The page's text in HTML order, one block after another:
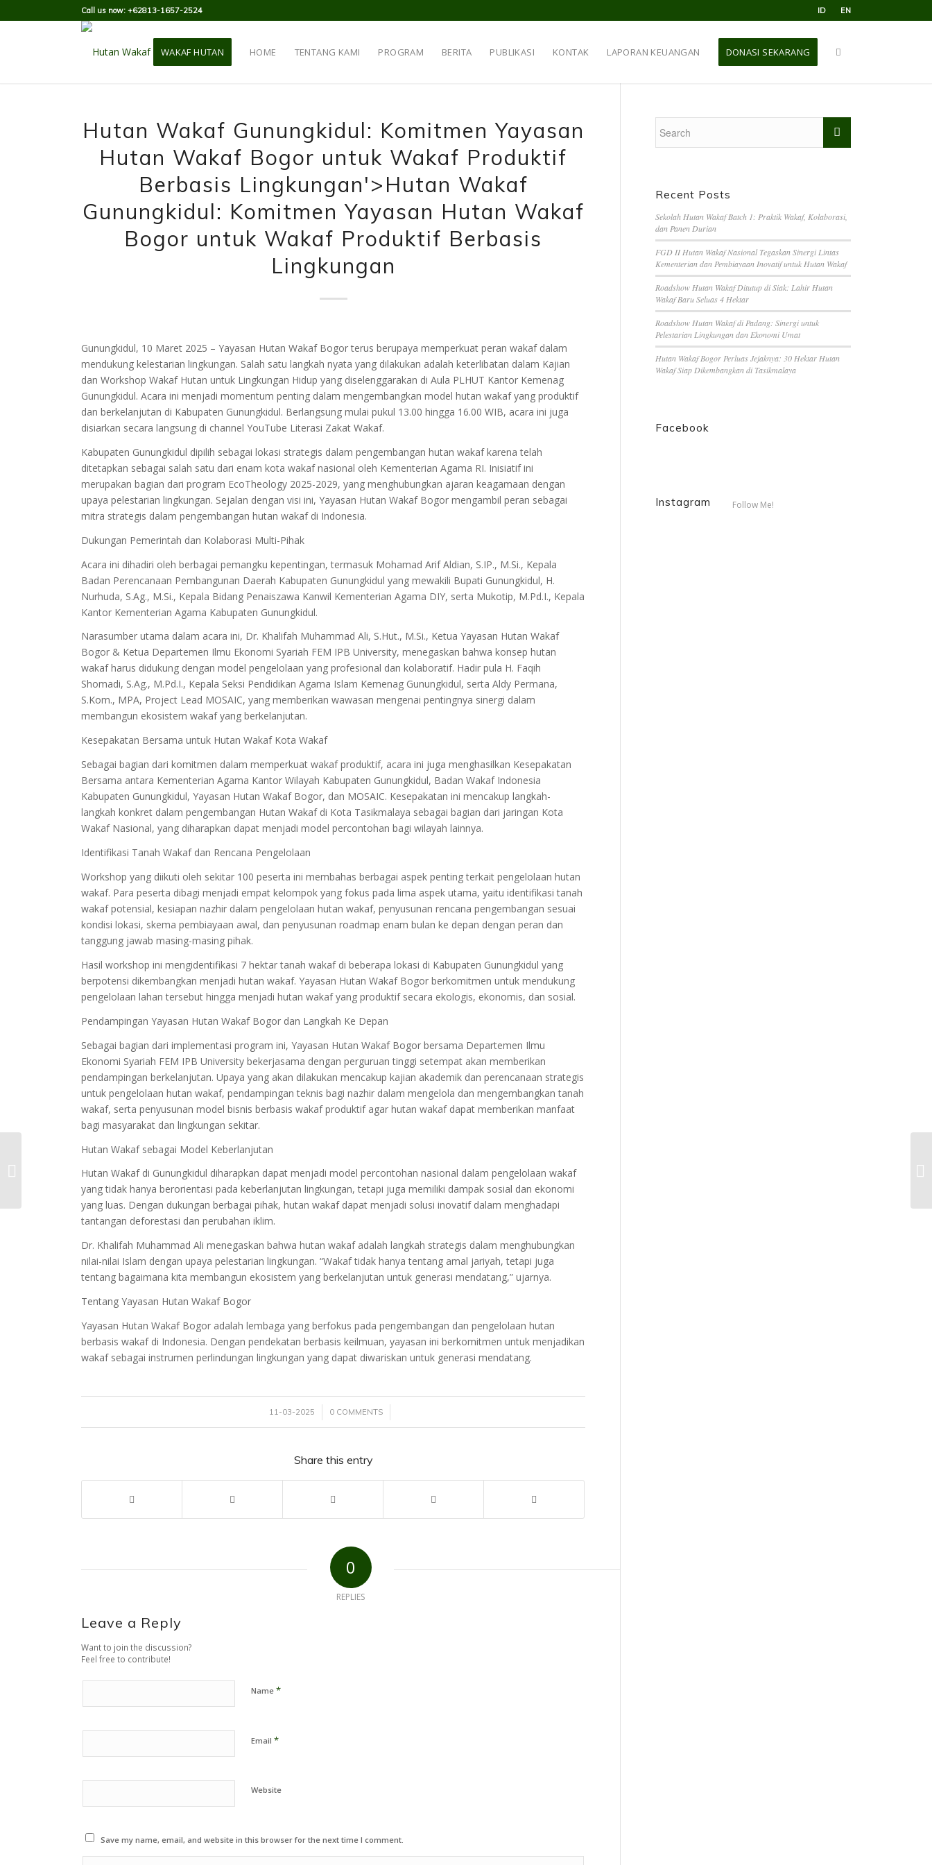
ID EN
Call us now: +62813-1657-2524
WAKAF HUTAN HOME TENTANG KAMI PROGRAM BERITA PUBLIKASI KONTAK LAPORAN KEUANGAN DONASI SEKARANG
Hutan Wakaf Gunungkidul: Komitmen Yayasan
Hutan Wakaf Bogor untuk Wakaf Produktif
Berbasis Lingkungan'>Hutan Wakaf
Gunungkidul: Komitmen Yayasan Hutan Wakaf
Bogor untuk Wakaf Produktif Berbasis
Lingkungan
Gunungkidul, 10 Maret 2025 – Yayasan Hutan Wakaf Bogor terus berupaya memperkuat peran wakaf dalam
mendukung kelestarian lingkungan. Salah satu langkah nyata yang dilakukan adalah keterlibatan dalam Kajian
dan Workshop Wakaf Hutan untuk Lingkungan Hidup yang diselenggarakan di Aula PLHUT Kantor Kemenag
Gunungkidul. Acara ini menjadi momentum penting dalam mengembangkan model hutan wakaf yang produktif
dan berkelanjutan di Kabupaten Gunungkidul. Berlangsung mulai pukul 13.00 hingga 16.00 WIB, acara ini juga
disiarkan secara langsung di channel YouTube Literasi Zakat Wakaf.
Kabupaten Gunungkidul dipilih sebagai lokasi strategis dalam pengembangan hutan wakaf karena telah
ditetapkan sebagai salah satu dari enam kota wakaf nasional oleh Kementerian Agama RI. Inisiatif ini
merupakan bagian dari program EcoTheology 2025-2029, yang menghubungkan ajaran keagamaan dengan
upaya pelestarian lingkungan. Sejalan dengan visi ini, Yayasan Hutan Wakaf Bogor mengambil peran sebagai
mitra strategis dalam pengembangan hutan wakaf di Indonesia.
Dukungan Pemerintah dan Kolaborasi Multi-Pihak
Acara ini dihadiri oleh berbagai pemangku kepentingan, termasuk Mohamad Arif Aldian, S.IP., M.Si., Kepala
Badan Perencanaan Pembangunan Daerah Kabupaten Gunungkidul yang mewakili Bupati Gunungkidul, H.
Nurhuda, S.Ag., M.Si., Kepala Bidang Penaiszawa Kanwil Kementerian Agama DIY, serta Mukotip, M.Pd.I., Kepala
Kantor Kementerian Agama Kabupaten Gunungkidul.
Narasumber utama dalam acara ini, Dr. Khalifah Muhammad Ali, S.Hut., M.Si., Ketua Yayasan Hutan Wakaf
Bogor & Ketua Departemen Ilmu Ekonomi Syariah FEM IPB University, menegaskan bahwa konsep hutan
wakaf harus didukung dengan model pengelolaan yang profesional dan kolaboratif. Hadir pula H. Faqih
Shomadi, S.Ag., M.Pd.I., Kepala Seksi Pendidikan Agama Islam Kemenag Gunungkidul, serta Aldy Permana,
S.Kom., MPA, Project Lead MOSAIC, yang memberikan wawasan mengenai pentingnya sinergi dalam
membangun ekosistem wakaf yang berkelanjutan.
Kesepakatan Bersama untuk Hutan Wakaf Kota Wakaf
Sebagai bagian dari komitmen dalam memperkuat wakaf produktif, acara ini juga menghasilkan Kesepakatan
Bersama antara Kementerian Agama Kantor Wilayah Kabupaten Gunungkidul, Badan Wakaf Indonesia
Kabupaten Gunungkidul, Yayasan Hutan Wakaf Bogor, dan MOSAIC. Kesepakatan ini mencakup langkah-
langkah konkret dalam pengembangan Hutan Wakaf di Kota Tasikmalaya sebagai bagian dari jaringan Kota
Wakaf Nasional, yang diharapkan dapat menjadi model percontohan bagi wilayah lainnya.
Identifikasi Tanah Wakaf dan Rencana Pengelolaan
Workshop yang diikuti oleh sekitar 100 peserta ini membahas berbagai aspek penting terkait pengelolaan hutan
wakaf. Para peserta dibagi menjadi empat kelompok yang fokus pada lima aspek utama, yaitu identifikasi tanah
wakaf potensial, kesiapan nazhir dalam pengelolaan hutan wakaf, penyusunan rencana pengembangan sesuai
kondisi lokasi, skema pembiayaan awal, dan penyusunan roadmap enam bulan ke depan dengan peran dan
tanggung jawab masing-masing pihak.
Hasil workshop ini mengidentifikasi 7 hektar tanah wakaf di beberapa lokasi di Kabupaten Gunungkidul yang
berpotensi dikembangkan menjadi hutan wakaf. Yayasan Hutan Wakaf Bogor berkomitmen untuk mendukung
pengelolaan lahan tersebut hingga menjadi hutan wakaf yang produktif secara ekologis, ekonomis, dan sosial.
Pendampingan Yayasan Hutan Wakaf Bogor dan Langkah Ke Depan
Sebagai bagian dari implementasi program ini, Yayasan Hutan Wakaf Bogor bersama Departemen Ilmu
Ekonomi Syariah FEM IPB University bekerjasama dengan perguruan tinggi setempat akan memberikan
pendampingan berkelanjutan. Upaya yang akan dilakukan mencakup kajian akademik dan perencanaan strategis
untuk pengelolaan hutan wakaf, pendampingan teknis bagi nazhir dalam mengelola dan mengembangkan tanah
wakaf, serta penyusunan model bisnis berbasis wakaf produktif agar hutan wakaf dapat memberikan manfaat
bagi masyarakat dan lingkungan sekitar.
Hutan Wakaf sebagai Model Keberlanjutan
Hutan Wakaf di Gunungkidul diharapkan dapat menjadi model percontohan nasional dalam pengelolaan wakaf
yang tidak hanya berorientasi pada keberlanjutan lingkungan, tetapi juga memiliki dampak sosial dan ekonomi
yang luas. Dengan dukungan berbagai pihak, hutan wakaf dapat menjadi solusi inovatif dalam menghadapi
tantangan deforestasi dan perubahan iklim.
Dr. Khalifah Muhammad Ali menegaskan bahwa hutan wakaf adalah langkah strategis dalam menghubungkan
nilai-nilai Islam dengan upaya pelestarian lingkungan. “Wakaf tidak hanya tentang amal jariyah, tetapi juga
tentang bagaimana kita membangun ekosistem yang berkelanjutan untuk generasi mendatang,” ujarnya.
Tentang Yayasan Hutan Wakaf Bogor
Yayasan Hutan Wakaf Bogor adalah lembaga yang berfokus pada pengembangan dan pengelolaan hutan
berbasis wakaf di Indonesia. Dengan pendekatan berbasis keilmuan, yayasan ini berkomitmen untuk menjadikan
wakaf sebagai instrumen perlindungan lingkungan yang dapat diwariskan untuk generasi mendatang.
11-03-2025
/ 0 COMMENTS
/
Share this entry
0
REPLIES
Leave a Reply
Want to join the discussion?
Feel free to contribute!
Name*
Email*
Website
Save my name, email, and website in this browser for the next time I comment.
Recent Posts
Sekolah Hutan Wakaf Batch 1: Praktik Wakaf, Kolaborasi,
dan Panen Durian
FGD II Hutan Wakaf Nasional Tegaskan Sinergi Lintas
Kementerian dan Pembiayaan Inovatif untuk Hutan Wakaf
Roadshow Hutan Wakaf Ditutup di Siak: Lahir Hutan
Wakaf Baru Seluas 4 Hektar
Roadshow Hutan Wakaf di Padang: Sinergi untuk
Pelestarian Lingkungan dan Ekonomi Umat
Hutan Wakaf Bogor Perluas Jejaknya: 30 Hektar Hutan
Wakaf Siap Dikembangkan di Tasikmalaya
Facebook
Instagram Follow Me!
Hutan Wakaf Pertama
Segera Diresmikan:
Yayasan Hutan